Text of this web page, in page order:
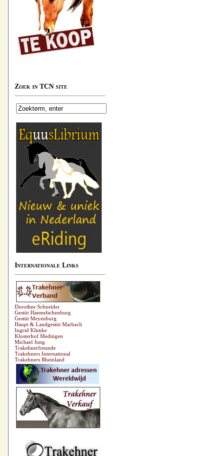
Zoek in TCN site
Internationale Links
Dorothee Schneider
Gestüt Haemelschenburg
Gestüt Meyenburg
Haupt & Landgestüt Marbach
Ingrid Klimke
Klosterhof Medingen
Michael Jung
Trakehnerfreunde
Trakehners International
Trakehners Rheinland